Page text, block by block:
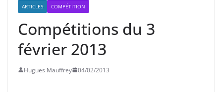
ARTICLES COMPÉTITION
Compétitions du 3
février 2013
Hugues Mauffrey 04/02/2013